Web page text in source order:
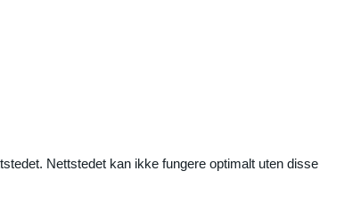
Nettstedet kan ikke fungere optimalt uten disse